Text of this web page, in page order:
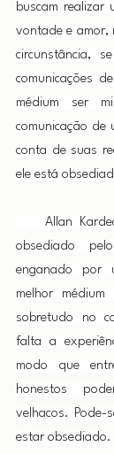
buscam realizar
vontade e amor,
circunstância,
comunicações
médium ser
comunicação de
conta de suas
ele está
Allan Kardec
obsediado
enganado por
melhor
sobretudo no
falta a
modo que
honestos
velhacos. Pode-
estar obsediado.